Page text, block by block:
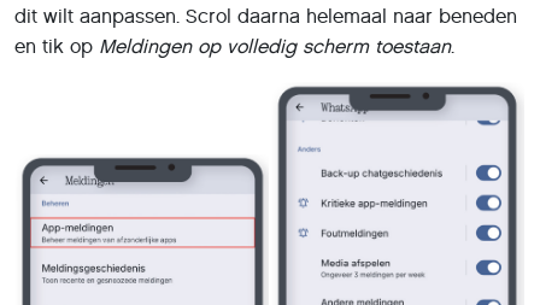
dit wilt aanpassen. Scrol daarna helemaal naar beneden
en tik op Meldingen op volledig scherm toestaan.